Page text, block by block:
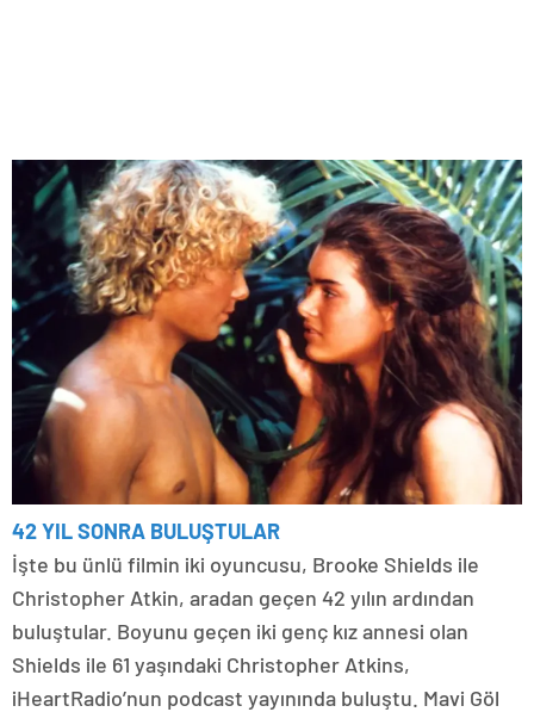
42 YIL SONRA BULUŞTULAR
İşte bu ünlü filmin iki oyuncusu, Brooke Shields ile
Christopher Atkin, aradan geçen 42 yılın ardından
buluştular. Boyunu geçen iki genç kız annesi olan
Shields ile 61 yaşındaki Christopher Atkins,
iHeartRadio’nun podcast yayınında buluştu. Mavi Göl